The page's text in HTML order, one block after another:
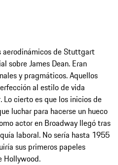
aerodinámicos de Stuttgart
sobre James Dean. Eran
y pragmáticos. Aquellos
al estilo de vida
cierto es que los inicios de
luchar para hacerse un hueco
actor en Broadway llegó tras
laboral. No sería hasta 1955
sus primeros papeles
Hollywood.